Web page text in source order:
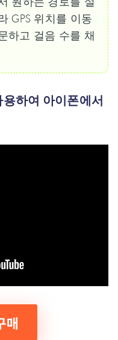
GPS 위치를 이동
하고 걸음 수를 채
하여 아이폰에서